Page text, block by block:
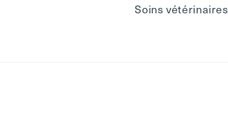
Soins vétérinaires